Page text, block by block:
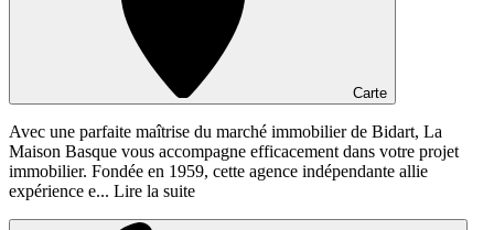
Carte
Avec une parfaite maîtrise du marché immobilier de Bidart, La
Maison Basque vous accompagne efficacement dans votre projet
immobilier. Fondée en 1959, cette agence indépendante allie
expérience e... Lire la suite